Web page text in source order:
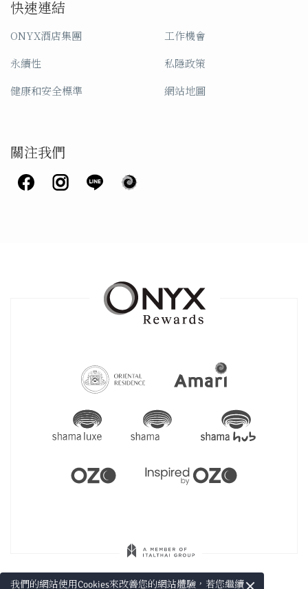
我們的網站使用Cookies來改善您的網站體驗，若您繼續
快速連結
ONYX酒店集團
永續性
健康和安全標準
工作機會
私隱政策
網站地圖
關注我們